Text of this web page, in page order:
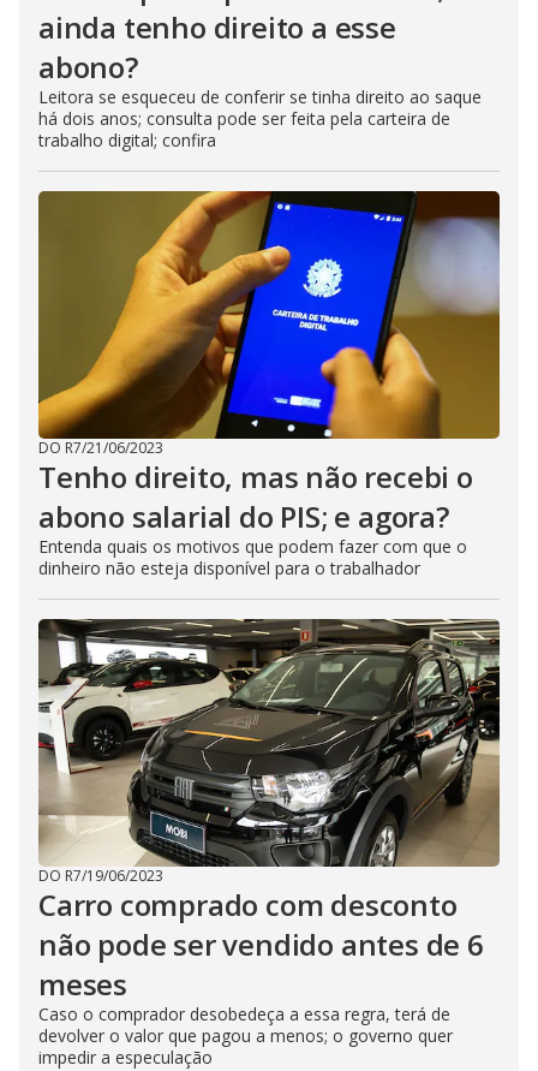
ainda tenho direito a esse
abono?
Leitora se esqueceu de conferir se tinha direito ao saque
há dois anos; consulta pode ser feita pela carteira de
trabalho digital; confira
DO R7/21/06/2023
Tenho direito, mas não recebi o
abono salarial do PIS; e agora?
Entenda quais os motivos que podem fazer com que o
dinheiro não esteja disponível para o trabalhador
DO R7/19/06/2023
Carro comprado com desconto
não pode ser vendido antes de 6
meses
Caso o comprador desobedeça a essa regra, terá de
devolver o valor que pagou a menos; o governo quer
impedir a especulação